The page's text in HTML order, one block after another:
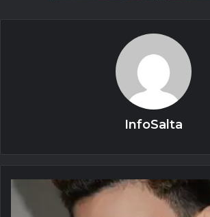
InfoSalta